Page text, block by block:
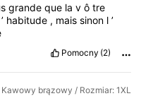
grandeque lavôtre
’ habitude , maissinon l’
Pomocny (2)
Kawowy brązowy / Rozmiar: 1XL